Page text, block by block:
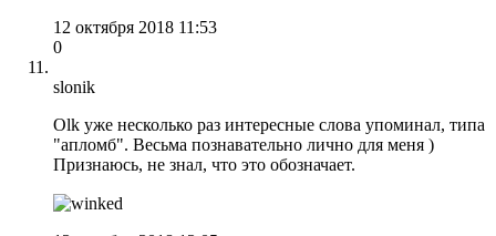
12 октября 2018 11:53
0
slonik
Olk уже несколько раз интересные слова упоминал, типа
"апломб". Весьма познавательно лично для меня )
Признаюсь, не знал, что это обозначает.